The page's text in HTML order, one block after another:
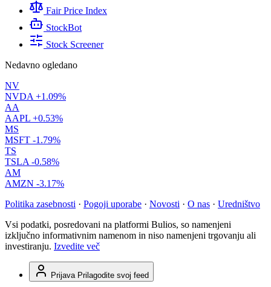
Fair Price Index
StockBot
Stock Screener
Nedavno ogledano
NV
NVDA +1.09%
AA
AAPL +0.53%
MS
MSFT -1.79%
TS
TSLA -0.58%
AM
AMZN -3.17%
Politika zasebnosti · Pogoji uporabe · Novosti · O nas · Uredništvo
Vsi podatki, posredovani na platformi Bulios, so namenjeni
izključno informativnim namenom in niso namenjeni trgovanju ali
investiranju. Izvedite več
Prijava Prilagodite svoj feed